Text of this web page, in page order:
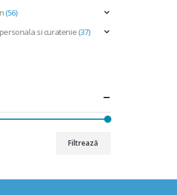
(56)
si curatenie(37)
Filtrează